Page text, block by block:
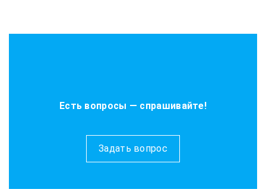
Есть вопросы — спрашивайте!
Задать вопрос